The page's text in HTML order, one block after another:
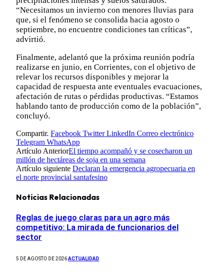
“Necesitamos un invierno con menores lluvias para
que, si el fenómeno se consolida hacia agosto o
septiembre, no encuentre condiciones tan críticas”,
advirtió.
Finalmente, adelantó que la próxima reunión podría
realizarse en junio, en Corrientes, con el objetivo de
relevar los recursos disponibles y mejorar la
capacidad de respuesta ante eventuales evacuaciones,
afectación de rutas o pérdidas productivas. “Estamos
hablando tanto de producción como de la población”,
concluyó.
Compartir. Facebook Twitter LinkedIn Correo electrónico
Telegram WhatsApp
Artículo AnteriorEl tiempo acompañó y se cosecharon un
millón de hectáreas de soja en una semana
Artículo siguiente Declaran la emergencia agropecuaria en
el norte provincial santafesino
Noticias Relacionadas
Reglas de juego claras para un agro más
competitivo: La mirada de funcionarios del
sector
5 DE AGOSTO DE 2026ACTUALIDAD